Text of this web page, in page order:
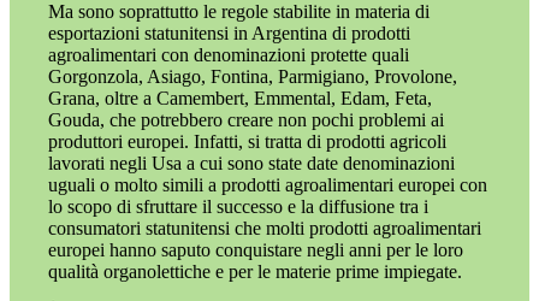
Ma sono soprattutto le regole stabilite in materia di
esportazioni statunitensi in Argentina di prodotti
agroalimentari con denominazioni protette quali
Gorgonzola, Asiago, Fontina, Parmigiano, Provolone,
Grana, oltre a Camembert, Emmental, Edam, Feta,
Gouda, che potrebbero creare non pochi problemi ai
produttori europei. Infatti, si tratta di prodotti agricoli
lavorati negli Usa a cui sono state date denominazioni
uguali o molto simili a prodotti agroalimentari europei con
lo scopo di sfruttare il successo e la diffusione tra i
consumatori statunitensi che molti prodotti agroalimentari
europei hanno saputo conquistare negli anni per le loro
qualità organolettiche e per le materie prime impiegate.